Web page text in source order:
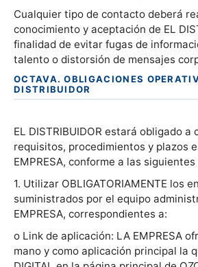
Cualquier tipo de contacto deberá
conocimiento y aceptación de EL
finalidad de evitar fugas de
talento o distorsión de mensajes
OCTAVA. OBLIGACIONES
DISTRIBUIDOR
EL DISTRIBUIDOR estará obligado a
requisitos, procedimientos y plazos
EMPRESA, conforme a las
1. Utilizar OBLIGATORIAMENTE los
suministrados por el equipo
EMPRESA, correspondientes a:
o Link de aplicación: LA EMPRESA
mano y como aplicación principal la